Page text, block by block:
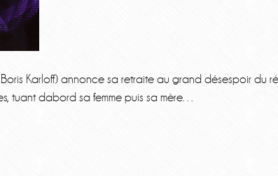
Karloff) annonce sa retraite au grand désespoir du
tuant dabord sa femme puis sa mère…